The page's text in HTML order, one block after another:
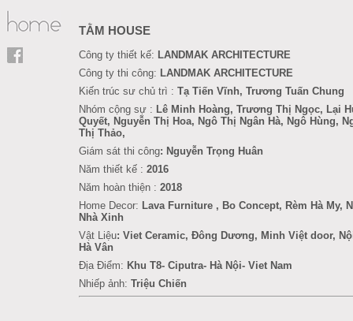
TẰM HOUSE
Công ty thiết kế: LANDMAK ARCHITECTURE
Công ty thi công: LANDMAK ARCHITECTURE
Kiến trúc sư chủ trì : Tạ Tiến Vĩnh, Trương Tuấn Chung
Nhóm cộng sự : Lê Minh Hoàng, Trương Thị Ngọc, Lại
Quyết, Nguyễn Thị Hoa, Ngô Thị Ngân Hà, Ngô Hùng,
Thị Thảo,
Giám sát thi công: Nguyễn Trọng Huân
Năm thiết kế : 2016
Năm hoàn thiện : 2018
Home Decor: Lava Furniture , Bo Concept, Rèm Hà My,
Nhà Xinh
Vật Liệu: Viet Ceramic, Đông Dương, Minh Việt door,
Hà Vân
Địa Điểm: Khu T8- Ciputra- Hà Nội- Viet Nam
Nhiếp ảnh: Triệu Chiến